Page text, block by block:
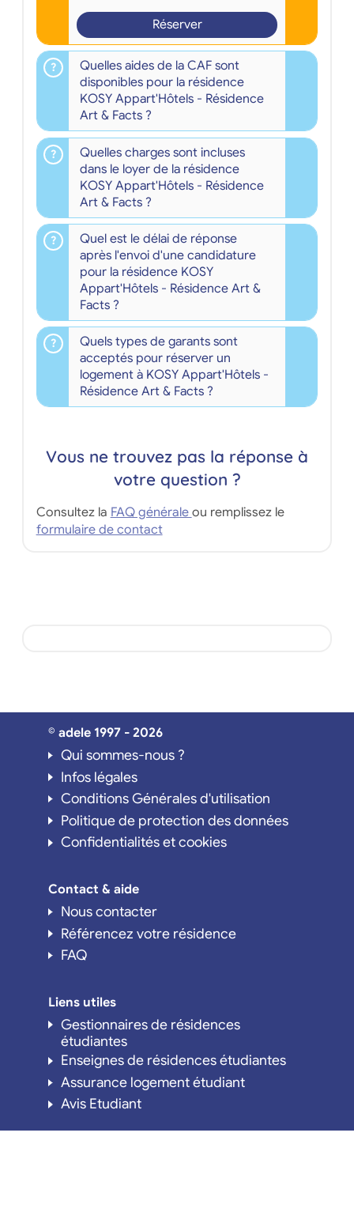
Réserver
Quelles aides de la CAF sont
disponibles pour la résidence
KOSY Appart'Hôtels - Résidence
Art & Facts ?
Quelles charges sont incluses
dans le loyer de la résidence
KOSY Appart'Hôtels - Résidence
Art & Facts ?
Quel est le délai de réponse
après l'envoi d'une candidature
pour la résidence KOSY
Appart'Hôtels - Résidence Art &
Facts ?
Quels types de garants sont
acceptés pour réserver un
logement à KOSY Appart'Hôtels -
Résidence Art & Facts ?
Vous ne trouvez pas la réponse à
votre question ?
Consultez la FAQ générale ou remplissez le
formulaire de contact
© adele 1997 - 2026
Qui sommes-nous ?
Infos légales
Conditions Générales d'utilisation
Politique de protection des données
Confidentialités et cookies
Contact & aide
Nous contacter
Référencez votre résidence
FAQ
Liens utiles
Gestionnaires de résidences
étudiantes
Enseignes de résidences étudiantes
Assurance logement étudiant
Avis Etudiant